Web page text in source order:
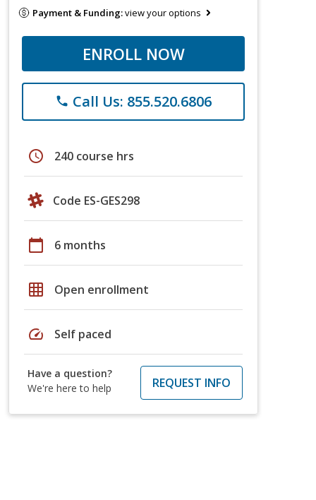
Payment & Funding:view your options
ENROLL NOW
phone Call Us: 855.520.6806
schedule 240 course hrs
Code ES-GES298
calendar_today 6 months
grid_on Open enrollment
speed Self paced
Have a question?
We're here to help
REQUEST INFO